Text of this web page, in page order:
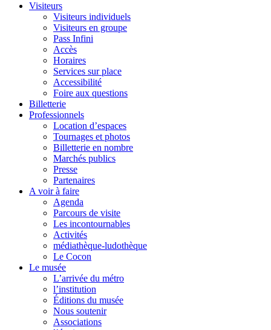
Visiteurs
Visiteurs individuels
Visiteurs en groupe
Pass Infini
Accès
Horaires
Services sur place
Accessibilité
Foire aux questions
Billetterie
Professionnels
Location d’espaces
Tournages et photos
Billetterie en nombre
Marchés publics
Presse
Partenaires
A voir à faire
Agenda
Parcours de visite
Les incontournables
Activités
médiathèque-ludothèque
Le Cocon
Le musée
L’arrivée du métro
l’institution
Éditions du musée
Nous soutenir
Associations